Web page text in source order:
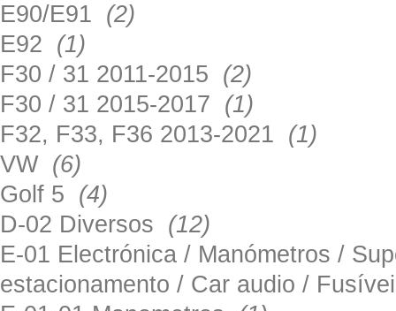
E90/E91 (2)
E92 (1)
F30 / 31 2011-2015 (2)
F30 / 31 2015-2017 (1)
F32, F33, F36 2013-2021 (1)
VW (6)
Golf 5 (4)
D-02 Diversos (12)
E-01 Electrónica / Manómetros /
estacionamento / Car audio /